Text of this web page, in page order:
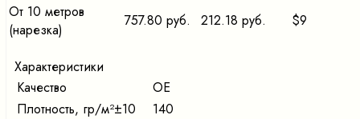
От 10 метров
(нарезка)
757.80 руб. 212.18 руб. $9
Характеристики
Качество
ОЕ
Плотность, гр/м²±10
140